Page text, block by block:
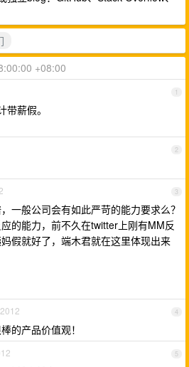
+08:00
1
薪假。
2
3
一般公司会有如此严苛的能力要求么？
的能力，前不久在twitter上刚有MM反
假就好了，端木君就在这里体现出来
4
的产品价值观！
5